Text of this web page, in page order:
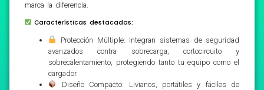
marca la diferencia.
Características destacadas:
Protección Múltiple: Integran sistemas de seguridad
avanzados contra sobrecarga, cortocircuito y
sobrecalentamiento, protegiendo tanto tu equipo como el
cargador.
Diseño Compacto: Livianos, portátiles y fáciles de